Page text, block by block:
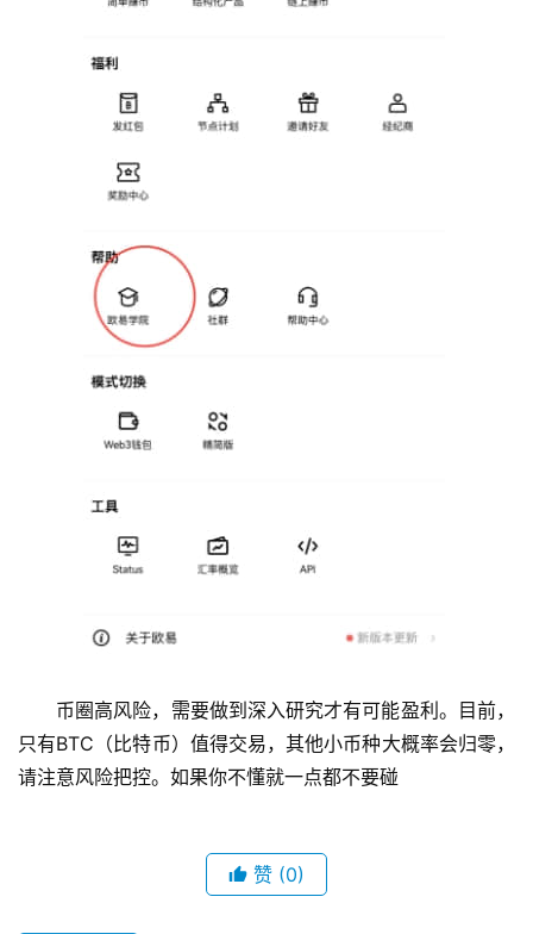
币圈高风险，需要做到深入研究才有可能盈利。目前，
只有BTC（比特币）值得交易，其他小币种大概率会归零，
请注意风险把控。如果你不懂就一点都不要碰
赞 (0)